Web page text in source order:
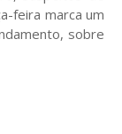
feira marca um
sobre